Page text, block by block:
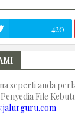
420
seperti anda
File